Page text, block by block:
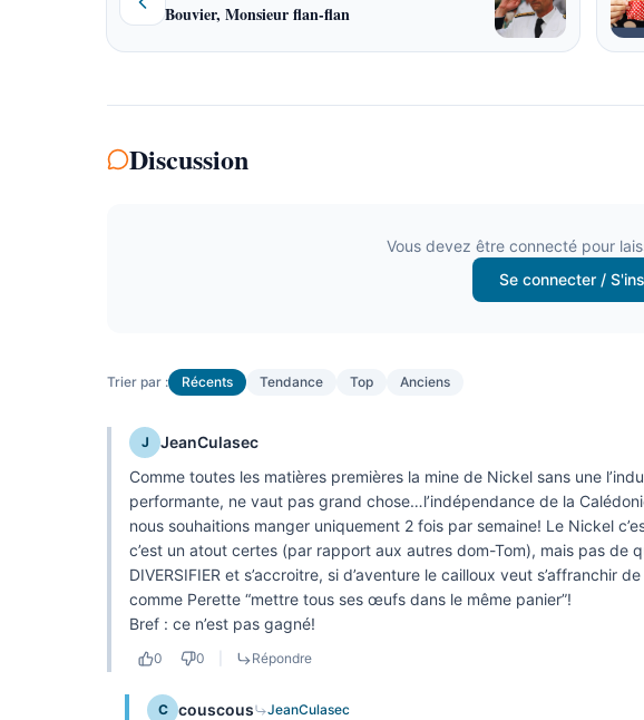
Bouvier, Monsieur flan-flan
Discussion
Vous devez être connecté pour
Se connecter /
Trier par : Récents Tendance Top Anciens
J JeanCulasec
Comme toutes les matières premières la mine de Nickel sans une
performante, ne vaut pas grand chose…l’indépendance de la
nous souhaitions manger uniquement 2 fois par semaine! Le Nickel
c’est un atout certes (par rapport aux autres dom-Tom), mais pas de
DIVERSIFIER et s’accroitre, si d’aventure le cailloux veut
comme Perette “mettre tous ses œufs dans le même panier”!
Bref : ce n’est pas gagné!
0 0 Répondre
C couscous JeanCulasec